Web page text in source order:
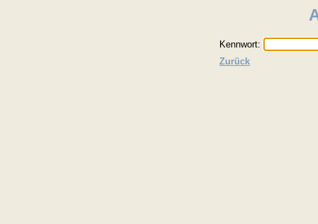
Kennwort:
Zurück